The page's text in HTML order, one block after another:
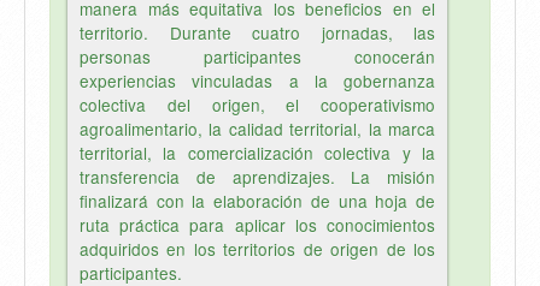
manera más equitativa los beneficios en el
territorio. Durante cuatro jornadas, las
personas participantes conocerán
experiencias vinculadas a la gobernanza
colectiva del origen, el cooperativismo
agroalimentario, la calidad territorial, la marca
territorial, la comercialización colectiva y la
transferencia de aprendizajes. La misión
finalizará con la elaboración de una hoja de
ruta práctica para aplicar los conocimientos
adquiridos en los territorios de origen de los
participantes.